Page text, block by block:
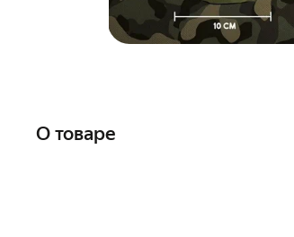
О товаре